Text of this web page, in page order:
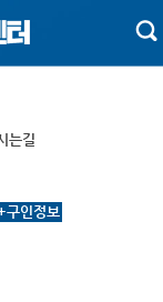
는길
구인정보